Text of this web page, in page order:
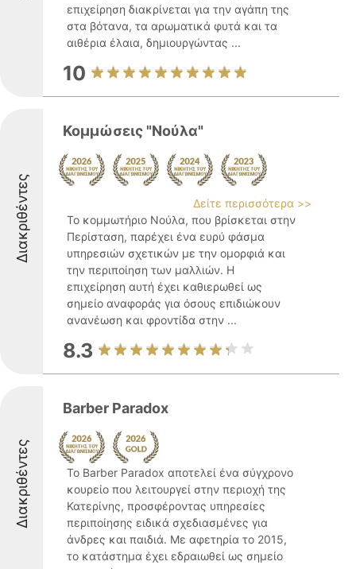
επιχείρηση διακρίνεται για την αγάπη της
στα βότανα, τα αρωματικά φυτά και τα
αιθέρια έλαια, δημιουργώντας ...
10
Διακριθέντες
Κομμώσεις "Νούλα"
Δείτε περισσότερα >>
Το κομμωτήριο Νούλα, που βρίσκεται στην
Περίσταση, παρέχει ένα ευρύ φάσμα
υπηρεσιών σχετικών με την ομορφιά και
την περιποίηση των μαλλιών. Η
επιχείρηση αυτή έχει καθιερωθεί ως
σημείο αναφοράς για όσους επιδιώκουν
ανανέωση και φροντίδα στην ...
8.3
Διακριθέντες
Barber Paradox
Το Barber Paradox αποτελεί ένα σύγχρονο
κουρείο που λειτουργεί στην περιοχή της
Κατερίνης, προσφέροντας υπηρεσίες
περιποίησης ειδικά σχεδιασμένες για
άνδρες και παιδιά. Με αφετηρία το 2015,
το κατάστημα έχει εδραιωθεί ως σημείο